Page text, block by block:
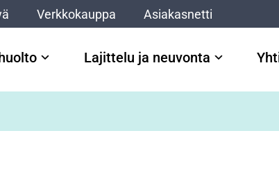
Verkkokauppa Asiakasnetti
Lajittelu ja neuvonta